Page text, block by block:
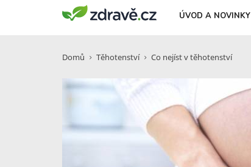
ÚVOD A NOVINKY
Domů Těhotenství Co nejíst v těhotenství